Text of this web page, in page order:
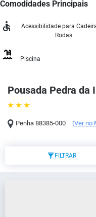
Pousada Pedra da
Penha 88385-000 (Ver no
Comodidades Principais
Acessibilidade para
Rodas
Piscina
FILTRAR